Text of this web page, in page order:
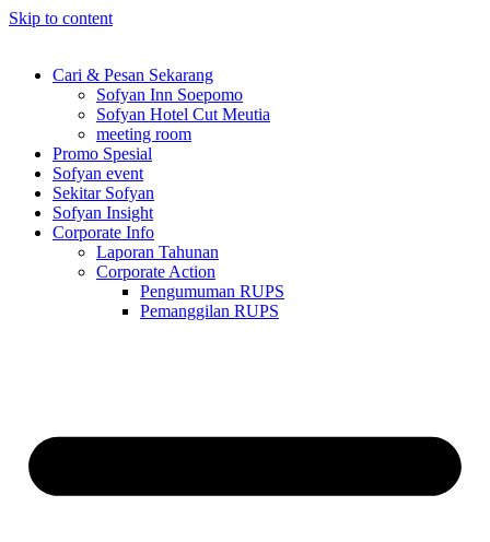
Skip to content
Cari & Pesan Sekarang
Sofyan Inn Soepomo
Sofyan Hotel Cut Meutia
meeting room
Promo Spesial
Sofyan event
Sekitar Sofyan
Sofyan Insight
Corporate Info
Laporan Tahunan
Corporate Action
Pengumuman RUPS
Pemanggilan RUPS